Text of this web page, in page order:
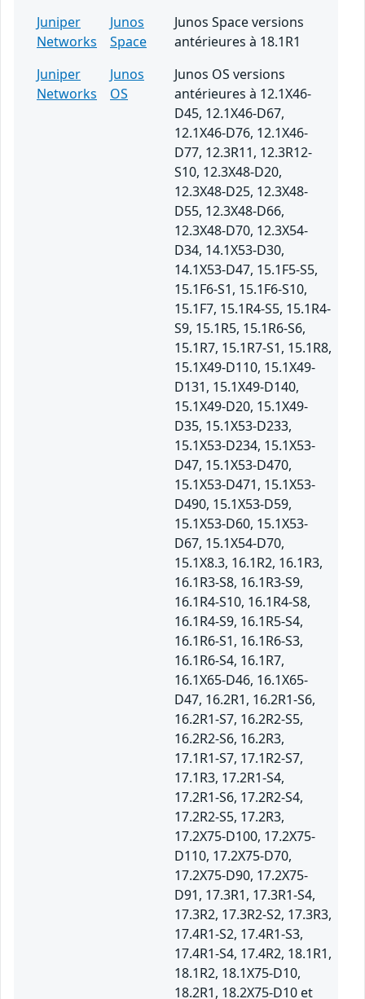
Juniper
Networks
Junos
Space
Junos Space versions
antérieures à 18.1R1
Juniper
Networks
Junos
OS
Junos OS versions
antérieures à 12.1X46-
D45, 12.1X46-D67,
12.1X46-D76, 12.1X46-
D77, 12.3R11, 12.3R12-
S10, 12.3X48-D20,
12.3X48-D25, 12.3X48-
D55, 12.3X48-D66,
12.3X48-D70, 12.3X54-
D34, 14.1X53-D30,
14.1X53-D47, 15.1F5-S5,
15.1F6-S1, 15.1F6-S10,
15.1F7, 15.1R4-S5, 15.1R4-
S9, 15.1R5, 15.1R6-S6,
15.1R7, 15.1R7-S1, 15.1R8,
15.1X49-D110, 15.1X49-
D131, 15.1X49-D140,
15.1X49-D20, 15.1X49-
D35, 15.1X53-D233,
15.1X53-D234, 15.1X53-
D47, 15.1X53-D470,
15.1X53-D471, 15.1X53-
D490, 15.1X53-D59,
15.1X53-D60, 15.1X53-
D67, 15.1X54-D70,
15.1X8.3, 16.1R2, 16.1R3,
16.1R3-S8, 16.1R3-S9,
16.1R4-S10, 16.1R4-S8,
16.1R4-S9, 16.1R5-S4,
16.1R6-S1, 16.1R6-S3,
16.1R6-S4, 16.1R7,
16.1X65-D46, 16.1X65-
D47, 16.2R1, 16.2R1-S6,
16.2R1-S7, 16.2R2-S5,
16.2R2-S6, 16.2R3,
17.1R1-S7, 17.1R2-S7,
17.1R3, 17.2R1-S4,
17.2R1-S6, 17.2R2-S4,
17.2R2-S5, 17.2R3,
17.2X75-D100, 17.2X75-
D110, 17.2X75-D70,
17.2X75-D90, 17.2X75-
D91, 17.3R1, 17.3R1-S4,
17.3R2, 17.3R2-S2, 17.3R3,
17.4R1-S2, 17.4R1-S3,
17.4R1-S4, 17.4R2, 18.1R1,
18.1R2, 18.1X75-D10,
18.2R1, 18.2X75-D10 et